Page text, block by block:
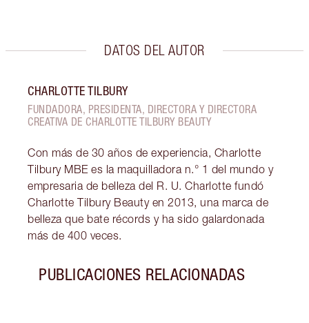
DATOS DEL AUTOR
CHARLOTTE TILBURY
FUNDADORA, PRESIDENTA, DIRECTORA Y DIRECTORA
CREATIVA DE CHARLOTTE TILBURY BEAUTY
Con más de 30 años de experiencia, Charlotte
Tilbury MBE es la maquilladora n.° 1 del mundo y
empresaria de belleza del R. U. Charlotte fundó
Charlotte Tilbury Beauty en 2013, una marca de
belleza que bate récords y ha sido galardonada
más de 400 veces.
PUBLICACIONES RELACIONADAS